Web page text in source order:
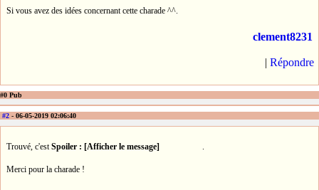
Si vous avez des idées concernant cette charade ^^.
clement8231
| Répondre
#0 Pub
#2 - 06-05-2019 02:06:40
Trouvé, c'est Spoiler : [Afficher le message]
Merci pour la charade !